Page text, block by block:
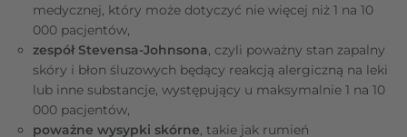
medycznej, który może dotyczyć nie więcej niż 1 na 10
000 pacjentów,
zespół Stevensa-Johnsona, czyli poważny stan zapalny
skóry i błon śluzowych będący reakcją alergiczną na leki
lub inne substancje, występujący u maksymalnie 1 na 10
000 pacjentów,
poważne wysypki skórne, takie jak rumień